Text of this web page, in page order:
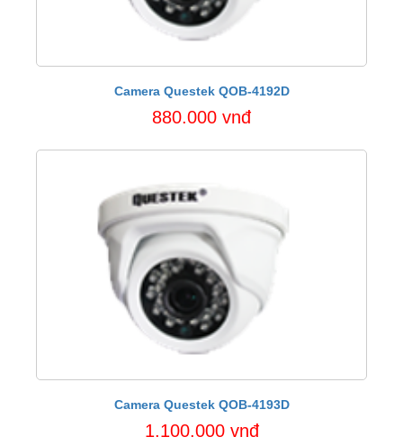
Camera Questek QOB-4192D
880.000 vnđ
Camera Questek QOB-4193D
1.100.000 vnđ